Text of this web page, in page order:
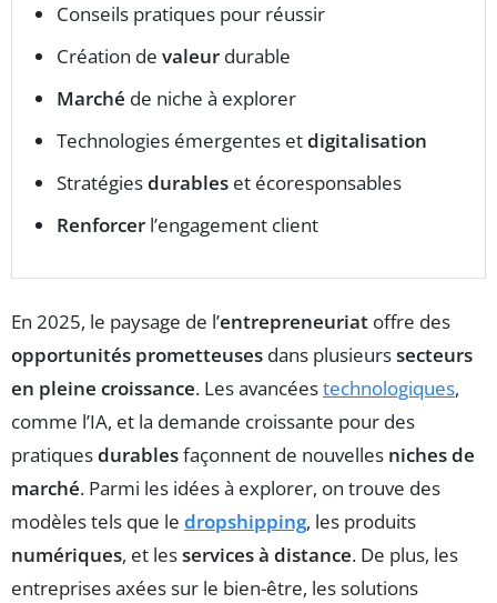
Conseils pratiques pour réussir
Création de valeur durable
Marché de niche à explorer
Technologies émergentes etdigitalisation
Stratégiesdurables et écoresponsables
Renforcer l’engagement client
En 2025, le paysage de l’entrepreneuriat offre des
opportunités prometteuses dans plusieurssecteurs
en pleine croissance. Les avancéestechnologiques,
comme l’IA, et la demande croissante pour des
pratiquesdurablesfaçonnent de nouvelles niches de
marché. Parmi les idées à explorer, on trouve des
modèles tels que le dropshipping, les produits
numériques, et lesservices à distance. De plus, les
entreprises axées sur le bien-être, les solutions